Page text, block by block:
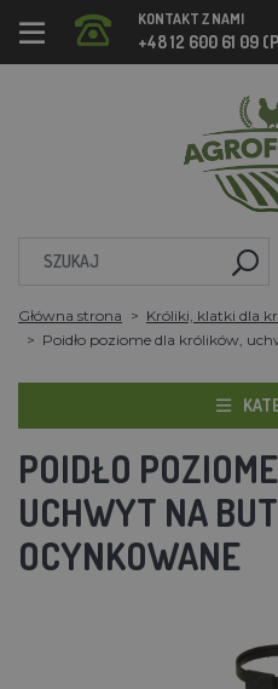
KONTAKT Z NAMI
+48 12 600 61 09
Główna strona Króliki, klatki dla
Poidło poziome dla królików,
POIDŁO
UCHWYT NA
OCYNKOWANE